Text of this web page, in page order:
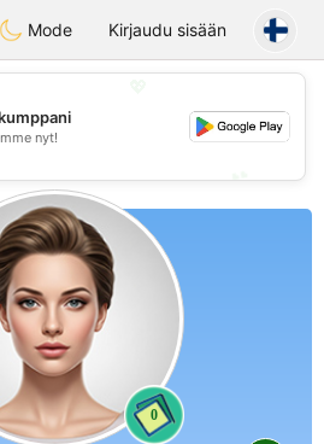
Tunisia Dating
Mode Kirjaudu sisään
💕
nyt!
0